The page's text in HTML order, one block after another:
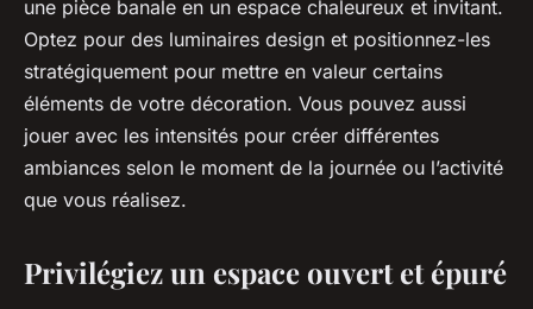
une pièce banale en un espace chaleureux et invitant.
Optez pour des luminaires design et positionnez-les
stratégiquement pour mettre en valeur certains
éléments de votre décoration. Vous pouvez aussi
jouer avec les intensités pour créer différentes
ambiances selon le moment de la journée ou l’activité
que vous réalisez.
Privilégiez un espace ouvert et épuré